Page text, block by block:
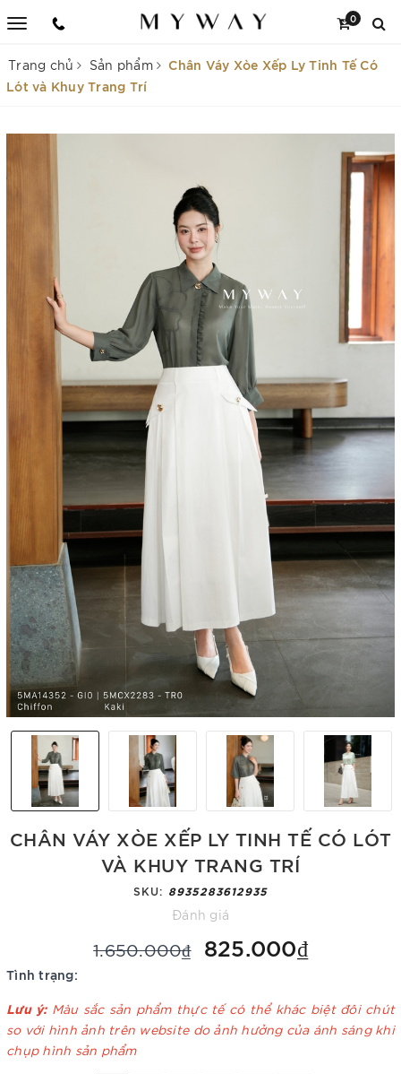
0
Trang chủ Sản phẩm
Chân Váy Xòe Xếp Ly Tinh Tế Có
Lót và Khuy Trang Trí
CHÂN VÁY XÒE XẾP LY TINH TẾ CÓ LÓT
VÀ KHUY TRANG TRÍ
SKU: 8935283612935
Đánh giá
1.650.000₫ 825.000₫
Tình trạng:
Lưu ý: Màu sắc sản phẩm thực tế có thể khác biệt đôi chút
so với hình ảnh trên website do ảnh hưởng của ánh sáng khi
chụp hình sản phẩm